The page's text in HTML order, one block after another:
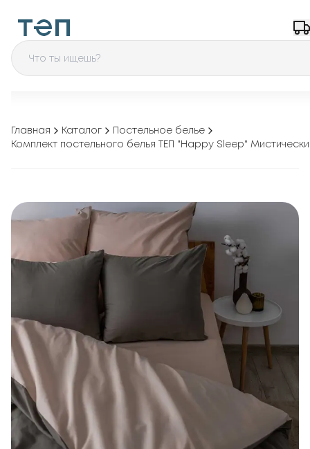
Главная Каталог
Постельное белье
Комплект постельного белья ТЕП "Happy Sleep"